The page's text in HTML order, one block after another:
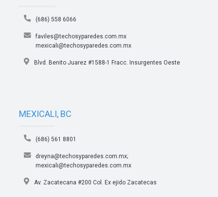
(686) 558 6066
faviles@techosyparedes.com.mx
mexicali@techosyparedes.com.mx
Blvd. Benito Juarez #1588-1 Fracc. Insurgentes Oeste
MEXICALI, BC
(686) 561 8801
dreyna@techosyparedes.com.mx;
mexicali@techosyparedes.com.mx
Av. Zacatecana #200 Col. Ex ejido Zacatecas